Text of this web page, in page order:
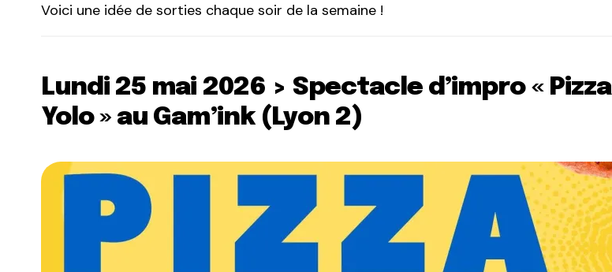
Voici une idée de sorties chaque soir de la semaine !
Lundi 25 mai 2026 > Spectacle d’impro « Pizza
Yolo » au Gam’ink (Lyon 2)